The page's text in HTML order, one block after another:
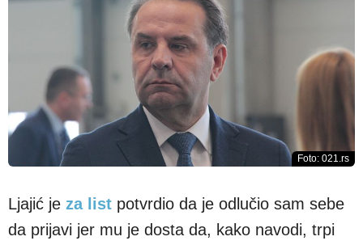
Foto: 021.rs
Ljajić je za list potvrdio da je odlučio sam sebe
da prijavi jer mu je dosta da, kako navodi, trpi